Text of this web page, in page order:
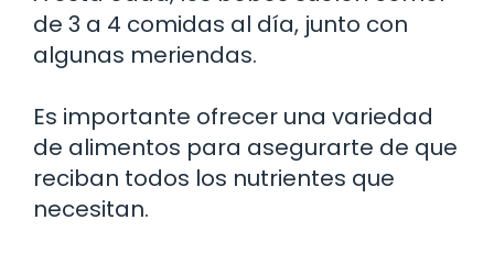
de 3 a 4 comidas al día, junto con
algunas meriendas.
Es importante ofrecer una variedad
de alimentos para asegurarte de que
reciban todos los nutrientes que
necesitan.